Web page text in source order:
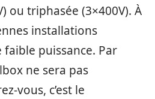
ou triphasée (3×400V). À
installations
puissance. Par
ne sera pas
vous, c’est le